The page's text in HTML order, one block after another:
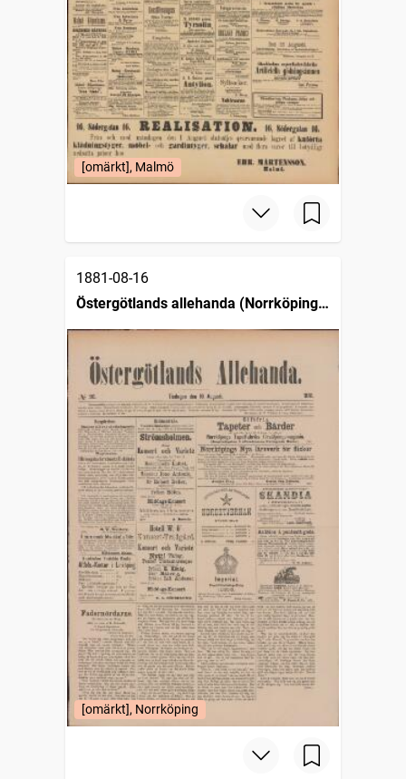
[omärkt], Malmö
1881-08-16
Östergötlands allehanda (Norrköping :
1879)
[omärkt], Norrköping